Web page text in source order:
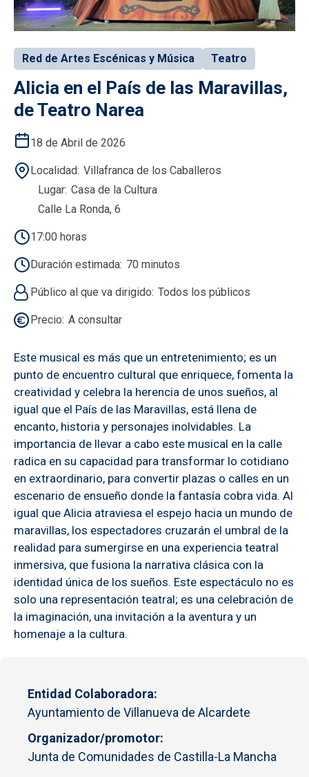
Red de Artes Escénicas y Música Teatro
Alicia en el País de las Maravillas,
de Teatro Narea
18 de Abril de 2026
Localidad Villafranca de los Caballeros
Lugar Casa de la Cultura
Calle La Ronda, 6
17:00 horas
Duración estimada 70 minutos
Público al que va dirigido Todos los públicos
Precio A consultar
Este musical es más que un entretenimiento; es un
punto de encuentro cultural que enriquece, fomenta la
creatividad y celebra la herencia de unos sueños, al
igual que el País de las Maravillas, está llena de
encanto, historia y personajes inolvidables. La
importancia de llevar a cabo este musical en la calle
radica en su capacidad para transformar lo cotidiano
en extraordinario, para convertir plazas o calles en un
escenario de ensueño donde la fantasía cobra vida. Al
igual que Alicia atraviesa el espejo hacia un mundo de
maravillas, los espectadores cruzarán el umbral de la
realidad para sumergirse en una experiencia teatral
inmersiva, que fusiona la narrativa clásica con la
identidad única de los sueños. Este espectáculo no es
solo una representación teatral; es una celebración de
la imaginación, una invitación a la aventura y un
homenaje a la cultura.
Entidad Colaboradora
Ayuntamiento de Villanueva de Alcardete
Organizador/promotor
Junta de Comunidades de Castilla-La Mancha